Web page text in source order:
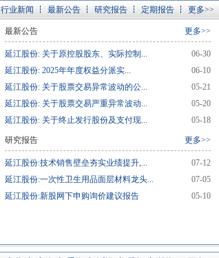
行业新闻 最新公告 研究报告 定期报告 更多>>
更多>>
最新公告
06-30
延江股份: 关于原控股股东、实际控制...
06-10
延江股份: 2025年年度权益分派实...
05-21
延江股份: 关于股票交易异常波动的公...
05-20
延江股份: 关于股票交易严重异常波动...
05-18
延江股份: 关于终止发行股份及支付现...
更多>>
研究报告
07-12
延江股份:技术销售壁垒夯实业绩提升,...
07-05
延江股份:一次性卫生用品面层材料龙头...
05-10
延江股份:新股网下申购询价建议报告